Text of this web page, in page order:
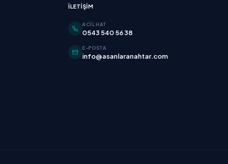
İLETIŞIM
ACIL HAT
0543 540 56 38
E-POSTA
info@asanlaranahtar.com